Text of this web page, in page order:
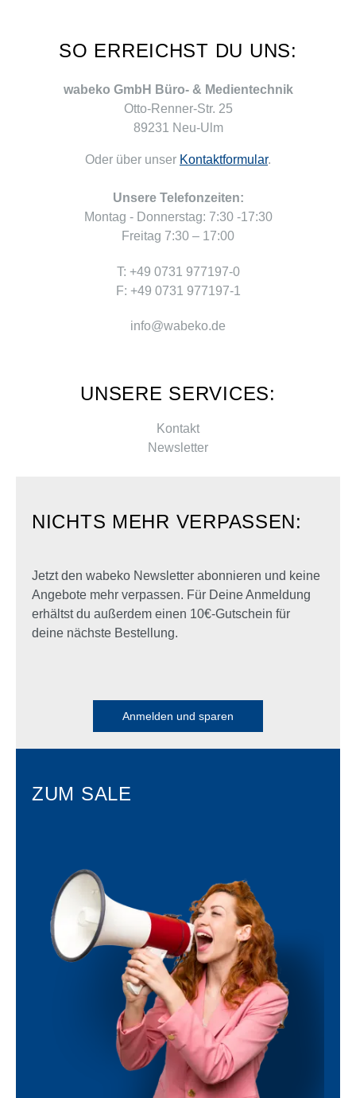
SO ERREICHST DU UNS:
wabeko GmbH Büro- & Medientechnik
Otto-Renner-Str. 25
89231 Neu-Ulm
Oder über unser Kontaktformular.
Unsere Telefonzeiten:
Montag - Donnerstag: 7:30 -17:30
Freitag 7:30 – 17:00
T: +49 0731 977197-0
F: +49 0731 977197-1
info@wabeko.de
UNSERE SERVICES:
Kontakt
Newsletter
NICHTS MEHR VERPASSEN:
Jetzt den wabeko Newsletter abonnieren und keine
Angebote mehr verpassen. Für Deine Anmeldung
erhältst du außerdem einen 10€-Gutschein für
deine nächste Bestellung.
Anmelden und sparen
ZUM SALE